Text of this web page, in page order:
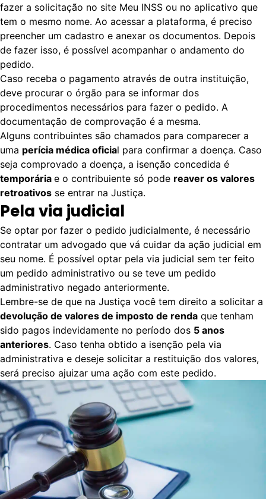
fazer a solicitação no site Meu INSS ou no aplicativo que
tem o mesmo nome. Ao acessar a plataforma, é preciso
preencher um cadastro e anexar os documentos. Depois
de fazer isso, é possível acompanhar o andamento do
pedido.
Caso receba o pagamento através de outra instituição,
deve procurar o órgão para se informar dos
procedimentos necessários para fazer o pedido. A
documentação de comprovação é a mesma.
Alguns contribuintes são chamados para comparecer a
uma perícia médica oficial para confirmar a doença. Caso
seja comprovado a doença, a isenção concedida é
temporária e o contribuiente só pode reaver os valores
retroativos se entrar na Justiça.
Pela via judicial
Se optar por fazer o pedido judicialmente, é necessário
contratar um advogado que vá cuidar da ação judicial em
seu nome. É possível optar pela via judicial sem ter feito
um pedido administrativo ou se teve um pedido
administrativo negado anteriormente.
Lembre-se de que na Justiça você tem direito a solicitar a
devolução de valores de imposto de renda que tenham
sido pagos indevidamente no período dos 5 anos
anteriores. Caso tenha obtido a isenção pela via
administrativa e deseje solicitar a restituição dos valores,
será preciso ajuizar uma ação com este pedido.